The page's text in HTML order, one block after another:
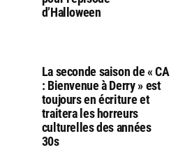
d’Halloween
La seconde saison de « CA
: Bienvenue à Derry » est
toujours en écriture et
traitera les horreurs
culturelles des années
30s